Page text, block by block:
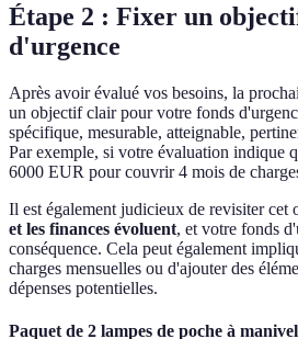
Étape 2 : Fixer un
d'urgence
Après avoir évalué vos besoins, la
un objectif clair pour votre fonds
spécifique, mesurable, atteignable,
Par exemple, si votre évaluation indique
6000 EUR pour couvrir 4 mois de
Il est également judicieux de revisiter cet
et les finances évoluent, et votre fonds
conséquence. Cela peut également
charges mensuelles ou d'ajouter des
dépenses potentielles.
Paquet de 2 lampes de poche à